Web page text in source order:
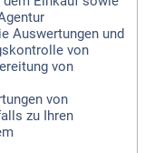
Auswertungen und
von
von
von
zu Ihren